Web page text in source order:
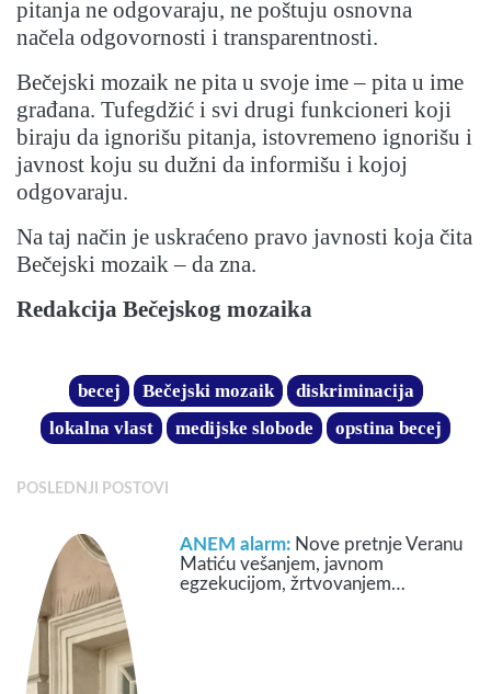
pitanja ne odgovaraju, ne poštuju osnovna
načela odgovornosti i transparentnosti.
Bečejski mozaik ne pita u svoje ime – pita u ime
građana. Tufegdžić i svi drugi funkcioneri koji
biraju da ignorišu pitanja, istovremeno ignorišu i
javnost koju su dužni da informišu i kojoj
odgovaraju.
Na taj način je uskraćeno pravo javnosti koja čita
Bečejski mozaik – da zna.
Redakcija Bečejskog mozaika
becej Bečejski mozaik
diskriminacija
lokalna vlast
medijske slobode opstina becej
POSLEDNJI POSTOVI
ANEM alarm: Nove pretnje Veranu
Matiću vešanjem, javnom
egzekucijom, žrtvovanjem…